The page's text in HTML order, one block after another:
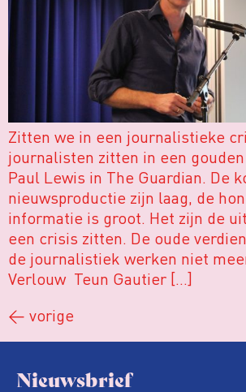
Zitten we in een journalistieke
journalisten zitten in een
Paul Lewis in The Guardian. De
nieuwsproductie zijn laag, de
informatie is groot. Het zijn de
een crisis zitten. De oude
de journalistiek werken niet
Verlouw Teun Gautier […]
← vorige
Nieuwsbrief